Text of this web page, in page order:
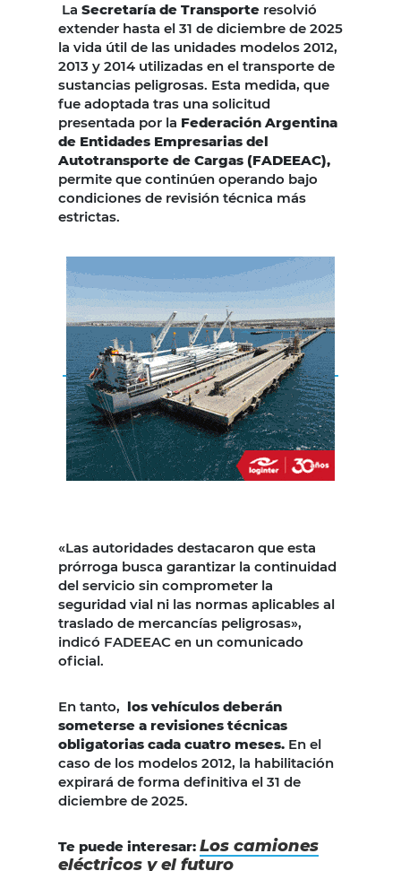
La Secretaría de Transporte resolvió
extender hasta el 31 de diciembre de 2025
la vida útil de las unidades modelos 2012,
2013 y 2014 utilizadas en el transporte de
sustancias peligrosas. Esta medida, que
fue adoptada tras una solicitud
presentada por la Federación Argentina
de Entidades Empresarias del
Autotransporte de Cargas (FADEEAC),
permite que continúen operando bajo
condiciones de revisión técnica más
estrictas.
«Las autoridades destacaron que esta
prórroga busca garantizar la continuidad
del servicio sin comprometer la
seguridad vial ni las normas aplicables al
traslado de mercancías peligrosas»,
indicó FADEEAC en un comunicado
oficial.
En tanto, los vehículos deberán
someterse a revisiones técnicas
obligatorias cada cuatro meses. En el
caso de los modelos 2012, la habilitación
expirará de forma definitiva el 31 de
diciembre de 2025.
Te puede interesar: Los camiones
eléctricos y el futuro